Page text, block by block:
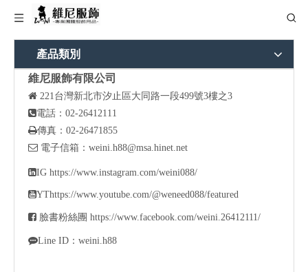
產品類別
維尼服飾有限公司
 221台灣新北市汐止區大同路一段499號3樓之3
電話：02-26412111
傳真：02-26471855
 電子信箱： weini.h88@msa.hinet.net
IG https://www.instagram.com/weini088/
YThttps://www.youtube.com/@weneed088/featured
 臉書粉絲團 https://www.facebook.com/weini.26412111/
Line ID：weini.h88